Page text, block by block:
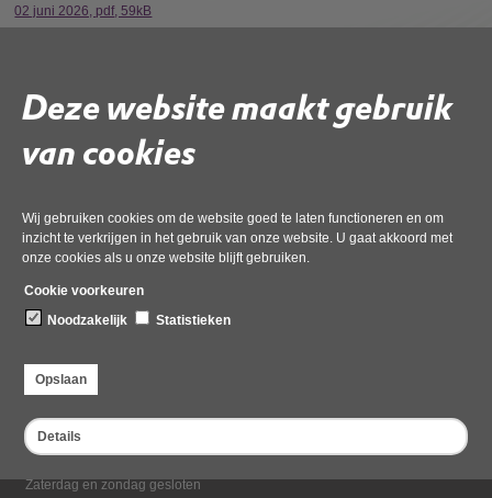
Deze website maakt gebruik
van cookies
Wij gebruiken cookies om de website goed te laten functioneren en om
inzicht te verkrijgen in het gebruik van onze website. U gaat akkoord met
onze cookies als u onze website blijft gebruiken.
Cookie voorkeuren
Noodzakelijk
Statistieken
Opslaan
Details
02 juni 2026, pdf, 59kB
Bezoekadres
Dampten 2, 1624 NR Hoorn
Postbus 2095, 1620 EB Hoorn
Openingstijden kantoor
Maandag tot en met vrijdag*
van 08:00 tot 16:30
Zaterdag en zondag gesloten